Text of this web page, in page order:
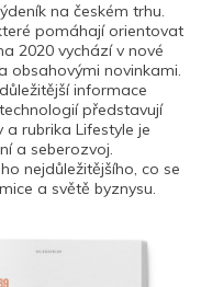
na českém trhu.
pomáhají orientovat
2020 vychází v nové
obsahovými novinkami.
informace
představují
rubrika Lifestyle je
a seberozvoj.
nejdůležitějšího, co se
a světě byznysu.